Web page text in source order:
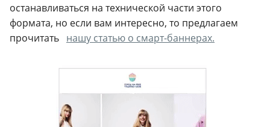
останавливаться на технической части этого
формата, но если вам интересно, то предлагаем
прочитать нашу статью о смарт-баннерах.